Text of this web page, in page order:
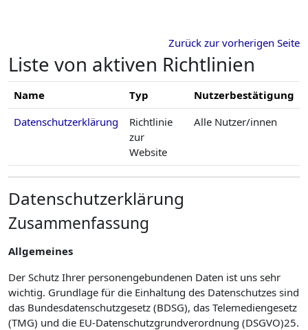
Zurück zur vorherigen Seite
Liste von aktiven Richtlinien
Name Typ
Nutzerbestätigung
Datenschutzerklärung
Richtlinie
zur
Website
Alle Nutzer/innen
Datenschutzerklärung
Zusammenfassung
Allgemeines
Der Schutz Ihrer personengebundenen Daten ist uns sehr
wichtig. Grundlage für die Einhaltung des Datenschutzes sind
das Bundesdatenschutzgesetz (BDSG), das Telemediengesetz
(TMG) und die EU-Datenschutzgrundverordnung (DSGVO)25.